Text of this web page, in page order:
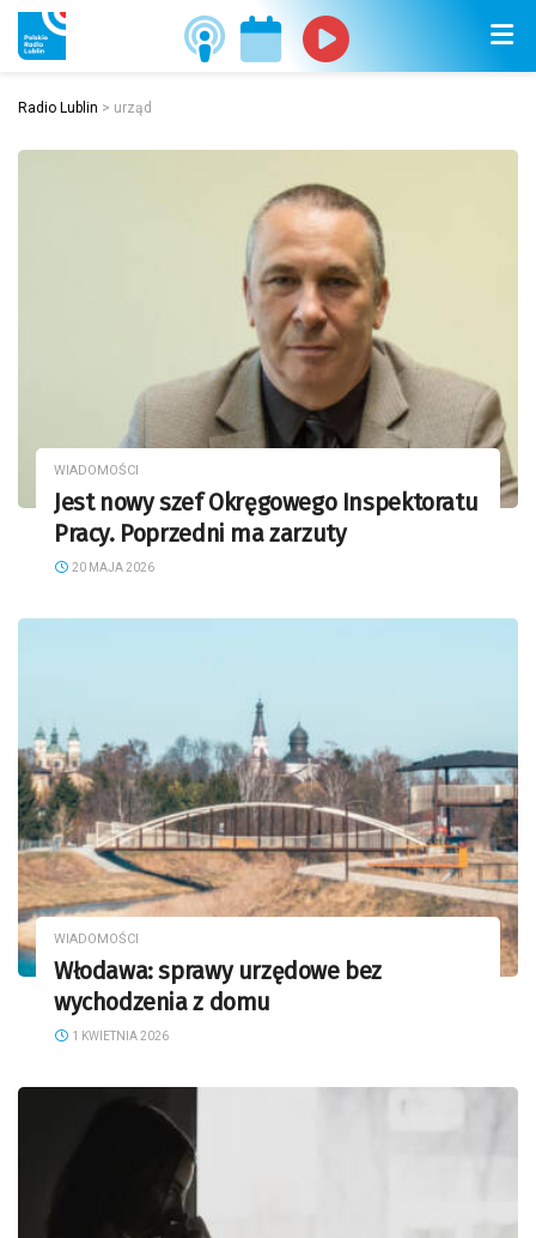
Radio Lublin > urząd
WIADOMOŚCI
Jest nowy szef Okręgowego Inspektoratu
Pracy. Poprzedni ma zarzuty
20 MAJA 2026
WIADOMOŚCI
Włodawa: sprawy urzędowe bez
wychodzenia z domu
1 KWIETNIA 2026